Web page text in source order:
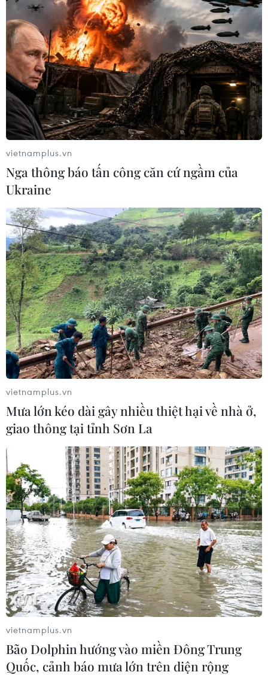
vietnamplus.vn
Nga thông báo tấn công căn cứ ngầm của
Ukraine
vietnamplus.vn
Mưa lớn kéo dài gây nhiều thiệt hại về nhà ở,
giao thông tại tỉnh Sơn La
vietnamplus.vn
Bão Dolphin hướng vào miền Đông Trung
Quốc, cảnh báo mưa lớn trên diện rộng